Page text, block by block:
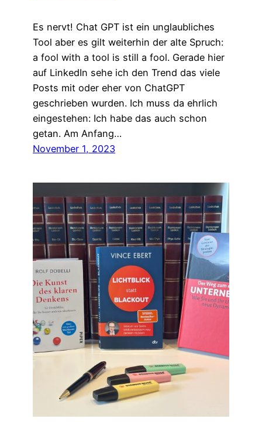
Es nervt! Chat GPT ist ein unglaubliches
Tool aber es gilt weiterhin der alte Spruch:
a fool with a tool is still a fool. Gerade hier
auf LinkedIn sehe ich den Trend das viele
Posts mit oder eher von ChatGPT
geschrieben wurden. Ich muss da ehrlich
eingestehen: Ich habe das auch schon
getan. Am Anfang…
November 1, 2023